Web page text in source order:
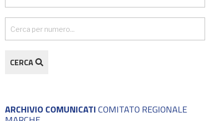
CERCA
ARCHIVIO COMUNICATICOMITATO REGIONALE